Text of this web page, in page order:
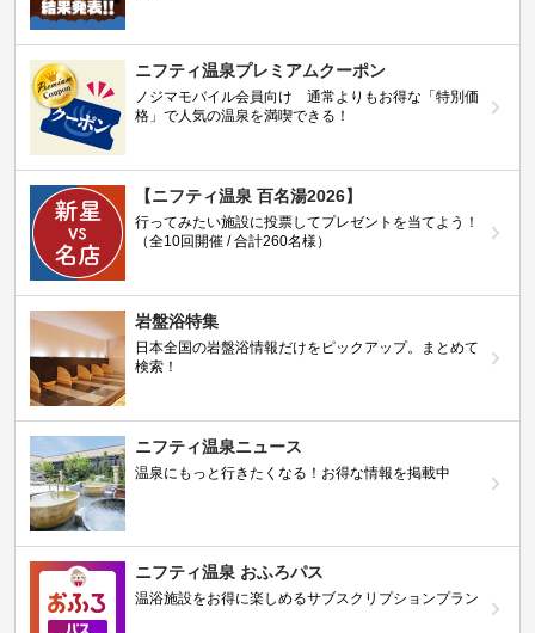
ニフティ温泉プレミアムクーポン
ノジマモバイル会員向け 通常よりもお得な「特別価
格」で人気の温泉を満喫できる！
【ニフティ温泉 百名湯2026】
行ってみたい施設に投票してプレゼントを当てよう！
（全10回開催 / 合計260名様）
岩盤浴特集
日本全国の岩盤浴情報だけをピックアップ。まとめて
検索！
ニフティ温泉ニュース
温泉にもっと行きたくなる！お得な情報を掲載中
ニフティ温泉 おふろパス
温浴施設をお得に楽しめるサブスクリプションプラン